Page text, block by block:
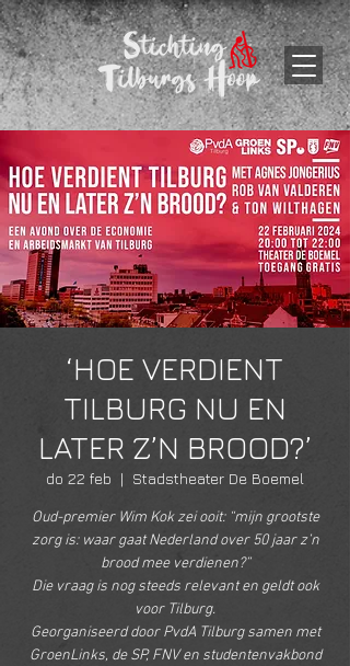
‘HOE VERDIENT
TILBURG NU EN
LATER Z’N BROOD?’
do 22 feb
  |
Stadstheater De Boemel
Oud-premier Wim Kok zei ooit: “mijn grootste
zorg is: waar gaat Nederland over 50 jaar z’n
brood mee verdienen?”
Die vraag is nog steeds relevant en geldt ook
voor Tilburg.
Georganiseerd door PvdA Tilburg samen met
GroenLinks, de SP, FNV en studentenvakbond